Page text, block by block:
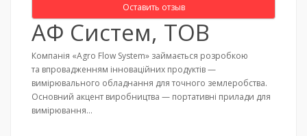
Оставить отзыв
АФ Систем, ТОВ
Компанія «Agro Flow System» займається розробкою
та впровадженням інноваційних продуктів —
вимірювального обладнання для точного землеробства.
Основний акцент виробництва — портативні прилади для
вимірювання…